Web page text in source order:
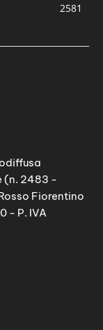
2581
(n. 2483 -
Fiorentino
- P. IVA